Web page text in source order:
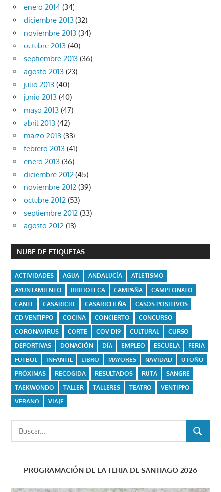
enero 2014 (34)
diciembre 2013 (32)
noviembre 2013 (34)
octubre 2013 (40)
septiembre 2013 (36)
agosto 2013 (23)
julio 2013 (40)
junio 2013 (40)
mayo 2013 (47)
abril 2013 (42)
marzo 2013 (33)
febrero 2013 (41)
enero 2013 (36)
diciembre 2012 (45)
noviembre 2012 (39)
octubre 2012 (53)
septiembre 2012 (33)
agosto 2012 (13)
NUBE DE ETIQUETAS
ACTIVIDADES AGUA ANDALUCÍA
ATLETISMO
AYUNTAMIENTO
BIBLIOTECA CAMPAÑA
CAMPEONATO
CANTE
CASARICHE CASARICHEÑA
CASOS POSITIVOS
CD VENTIPPO
COCINA CONCIERTO
CONCURSO
CORONAVIRUS
CORTE COVID19 CULTURAL
CURSO
DEPORTIVAS
DONACIÓN DÍA EMPLEO ESCUELA
FERIA
FUTBOL
INFANTIL LIBRO MAYORES NAVIDAD
OTOÑO
PRÓXIMAS
RECOGIDA RESULTADOS RUTA
SANGRE
TAEKWONDO
TALLER TALLERES TEATRO
VENTIPPO
VERANO
VIAJE
Buscar:
BUSCAR
PROGRAMACIÓN DE LA FERIA DE SANTIAGO 2026